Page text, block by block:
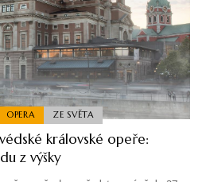
OPERA ZE SVĚTA
královské opeře:
z výšky